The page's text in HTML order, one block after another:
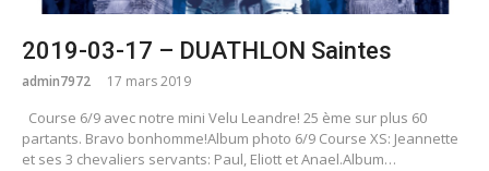
2019-03-17 – DUATHLON Saintes
admin7972 17 mars 2019
Course 6/9 avec notre mini Velu Leandre! 25 ème sur plus 60
partants. Bravo bonhomme!Album photo 6/9 Course XS: Jeannette
et ses 3 chevaliers servants: Paul, Eliott et Anael.Album…